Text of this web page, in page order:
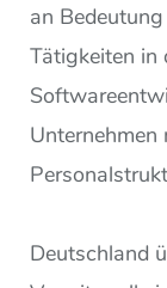
an
Tätigkeiten in
Unternehmen
Deutschland